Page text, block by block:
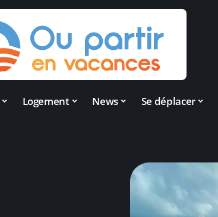
Logement News Se déplacer